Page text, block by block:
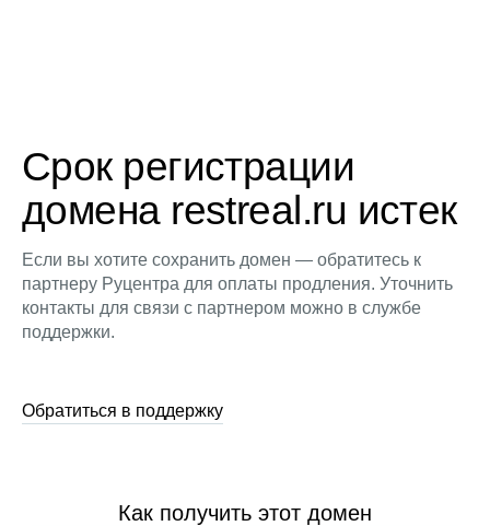
Срок регистрации
домена restreal.ru истек
Если вы хотите сохранить домен — обратитесь к
партнеру Руцентра для оплаты продления. Уточнить
контакты для связи с партнером можно в службе
поддержки.
Обратиться в поддержку
Как получить этот домен